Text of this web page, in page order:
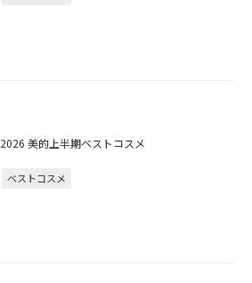
2026 美的上半期ベストコスメ
ベストコスメ